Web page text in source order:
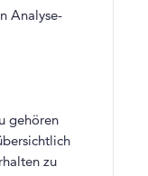
Analyse-
gehören
zu